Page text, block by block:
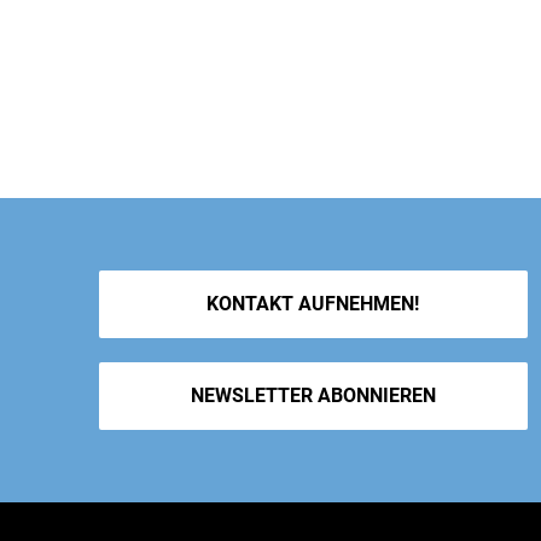
KONTAKT AUFNEHMEN!
NEWSLETTER ABONNIEREN